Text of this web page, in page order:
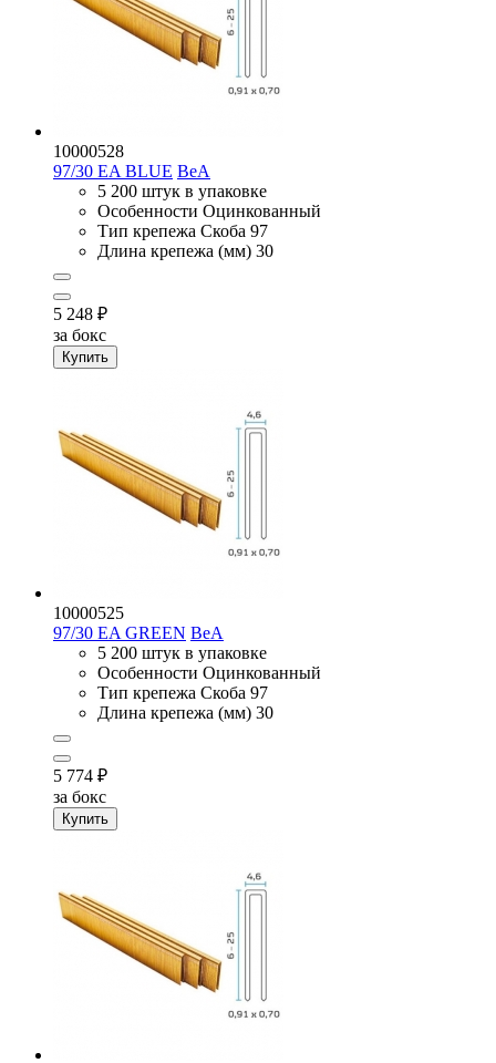
10000528
97/30 EA BLUE BeA
5 200 штук в упаковке
Особенности Оцинкованный
Тип крепежа Скоба 97
Длина крепежа (мм) 30
5 248 ₽
за бокс
Купить
10000525
97/30 EA GREEN BeA
5 200 штук в упаковке
Особенности Оцинкованный
Тип крепежа Скоба 97
Длина крепежа (мм) 30
5 774 ₽
за бокс
Купить